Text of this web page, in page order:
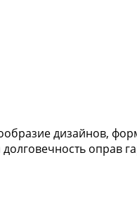
дизайнов,
оправ